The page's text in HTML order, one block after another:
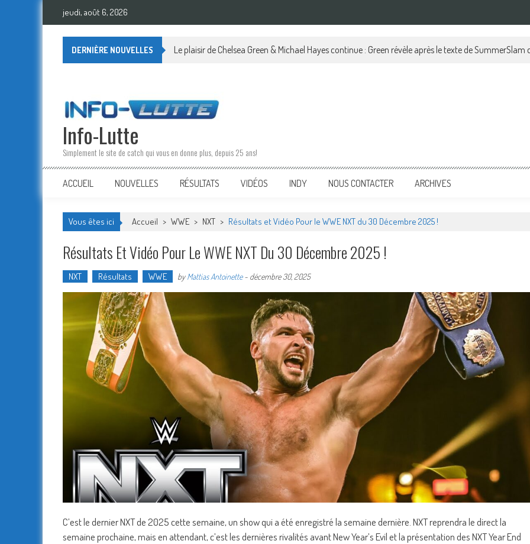
Skip
jeudi, août 6, 2026
DERNIÈRE NOUVELLES Résultats et Vidéo pour le AEW Dynamite Grand Slam Mexico 2026, 5 Août !
Info-Lutte
Simplement le site de catch qui vous en donne plus, depuis 25 ans!
ACCUEIL NOUVELLES RÉSULTATS VIDÉOS INDY NOUS CONTACTER ARCHIVES
Vous êtes ici Accueil > WWE > NXT > Résultats et Vidéo Pour le WWE NXT du 30 Décembre 2025 !
Résultats Et Vidéo Pour Le WWE NXT Du 30 Décembre 2025 !
NXT Résultats WWE byMattias Antoinette- décembre 30, 2025
C’est le dernier NXT de 2025 cette semaine, un show qui a été enregistré la semaine dernière. NXT reprendra le direct la
semaine prochaine, mais en attendant, c’est les dernières rivalités avant New Year’s Evil et la présentation des NXT Year End